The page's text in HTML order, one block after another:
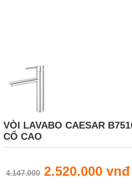
VÒI LAVABO CAESAR
CỔ CAO
4.147.000 2.520.000 vnđ